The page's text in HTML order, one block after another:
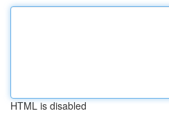
HTML is disabled